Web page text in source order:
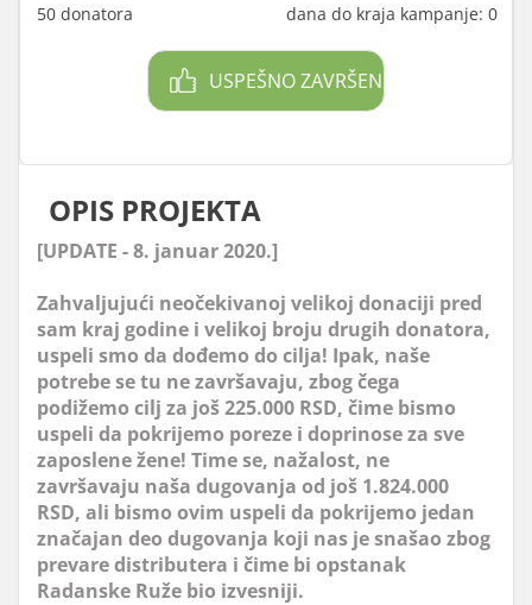
50 donatora dana do kraja kampanje: 0
USPEŠNO ZAVRŠEN
OPIS PROJEKTA
[UPDATE - 8. januar 2020.]
Zahvaljujući neočekivanoj velikoj donaciji pred
sam kraj godine i velikoj broju drugih donatora,
uspeli smo da dođemo do cilja! Ipak, naše
potrebe se tu ne završavaju, zbog čega
podižemo cilj za još 225.000 RSD, čime bismo
uspeli da pokrijemo poreze i doprinose za sve
zaposlene žene! Time se, nažalost, ne
završavaju naša dugovanja od još 1.824.000
RSD, ali bismo ovim uspeli da pokrijemo jedan
značajan deo dugovanja koji nas je snašao zbog
prevare distributera i čime bi opstanak
Radanske Ruže bio izvesniji.